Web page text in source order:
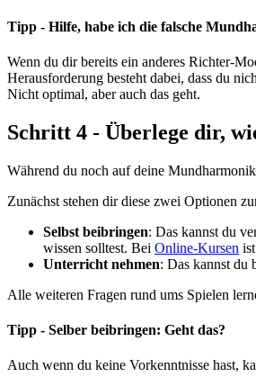
Tipp - Hilfe, habe ich die falsche
Wenn du dir bereits ein anderes Richter-
Herausforderung besteht dabei, dass du
Nicht optimal, aber auch das geht.
Schritt 4 - Überlege dir,
Während du noch auf deine
Zunächst stehen dir diese zwei Optionen
Selbst beibringen: Das kannst du
wissen solltest. Bei Online-Kursen
Unterricht nehmen: Das kannst du
Alle weiteren Fragen rund ums Spielen
Tipp - Selber beibringen: Geht das?
Auch wenn du keine Vorkenntnisse hast,